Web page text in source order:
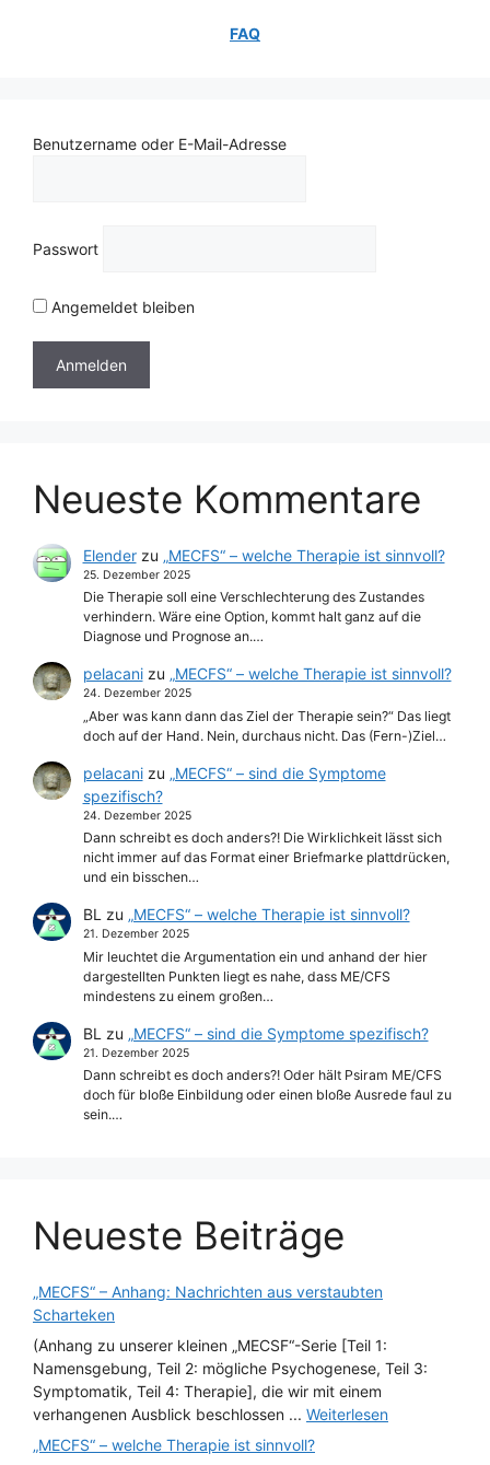
FAQ
Benutzername oder E-Mail-Adresse
Passwort
Angemeldet bleiben
Neueste Kommentare
Elenderzu „MECFS“ – welche Therapie ist sinnvoll?
25. Dezember 2025
Die Therapie soll eine Verschlechterung des Zustandes
verhindern. Wäre eine Option, kommt halt ganz auf die
Diagnose und Prognose an.…
pelacanizu „MECFS“ – welche Therapie ist sinnvoll?
24. Dezember 2025
„Aber was kann dann das Ziel der Therapie sein?“ Das liegt
doch auf der Hand. Nein, durchaus nicht. Das (Fern-)Ziel…
pelacanizu „MECFS“ – sind die Symptome
spezifisch?
24. Dezember 2025
Dann schreibt es doch anders?! Die Wirklichkeit lässt sich
nicht immer auf das Format einer Briefmarke plattdrücken,
und ein bisschen…
BL zu „MECFS“ – welche Therapie ist sinnvoll?
21. Dezember 2025
Mir leuchtet die Argumentation ein und anhand der hier
dargestellten Punkten liegt es nahe, dass ME/CFS
mindestens zu einem großen…
BL zu „MECFS“ – sind die Symptome spezifisch?
21. Dezember 2025
Dann schreibt es doch anders?! Oder hält Psiram ME/CFS
doch für bloße Einbildung oder einen bloße Ausrede faul zu
sein.…
Neueste Beiträge
„MECFS“ – Anhang: Nachrichten aus verstaubten
Scharteken
(Anhang zu unserer kleinen „MECSF“-Serie [Teil 1:
Namensgebung, Teil 2: mögliche Psychogenese, Teil 3:
Symptomatik, Teil 4: Therapie], die wir mit einem
verhangenen Ausblick beschlossen ... Weiterlesen
„MECFS“ – welche Therapie ist sinnvoll?